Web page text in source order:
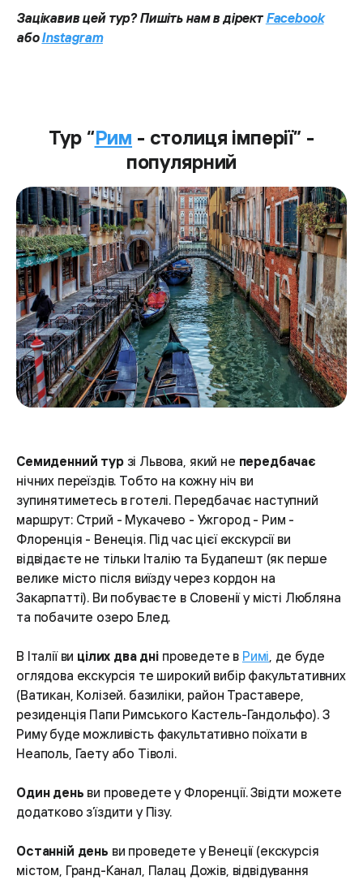
Зацікавив цей тур? Пишіть нам в дірект Facebook
абоInstagram
Тур “Рим - столиця імперії” -
популярний
Семиденний турзі Львова, який не передбачає
нічних переїздів. Тобто на кожну ніч ви
зупинятиметесь в готелі. Передбачає наступний
маршрут: Стрий - Мукачево - Ужгород - Рим -
Флоренція - Венеція. Під час цієї екскурсії ви
відвідаєте не тільки Італію та Будапешт (як перше
велике місто після виїзду через кордон на
Закарпатті). Ви побуваєте в Словенії у місті Любляна
та побачите озеро Блед.
В Італії ви цілих два дні проведете в Римі , де буде
оглядова екскурсія те широкий вибір факультативних
(Ватикан, Колізей. базиліки, район Траставере,
резиденція Папи Римського Кастель-Гандольфо). З
Риму буде можливість факультативно поїхати в
Неаполь, Гаету або Тіволі.
Один день ви проведете у Флоренції. Звідти можете
додатково з’їздити у Пізу.
Останній день ви проведете у Венеції (екскурсія
містом, Гранд-Канал, Палац Дожів, відвідування